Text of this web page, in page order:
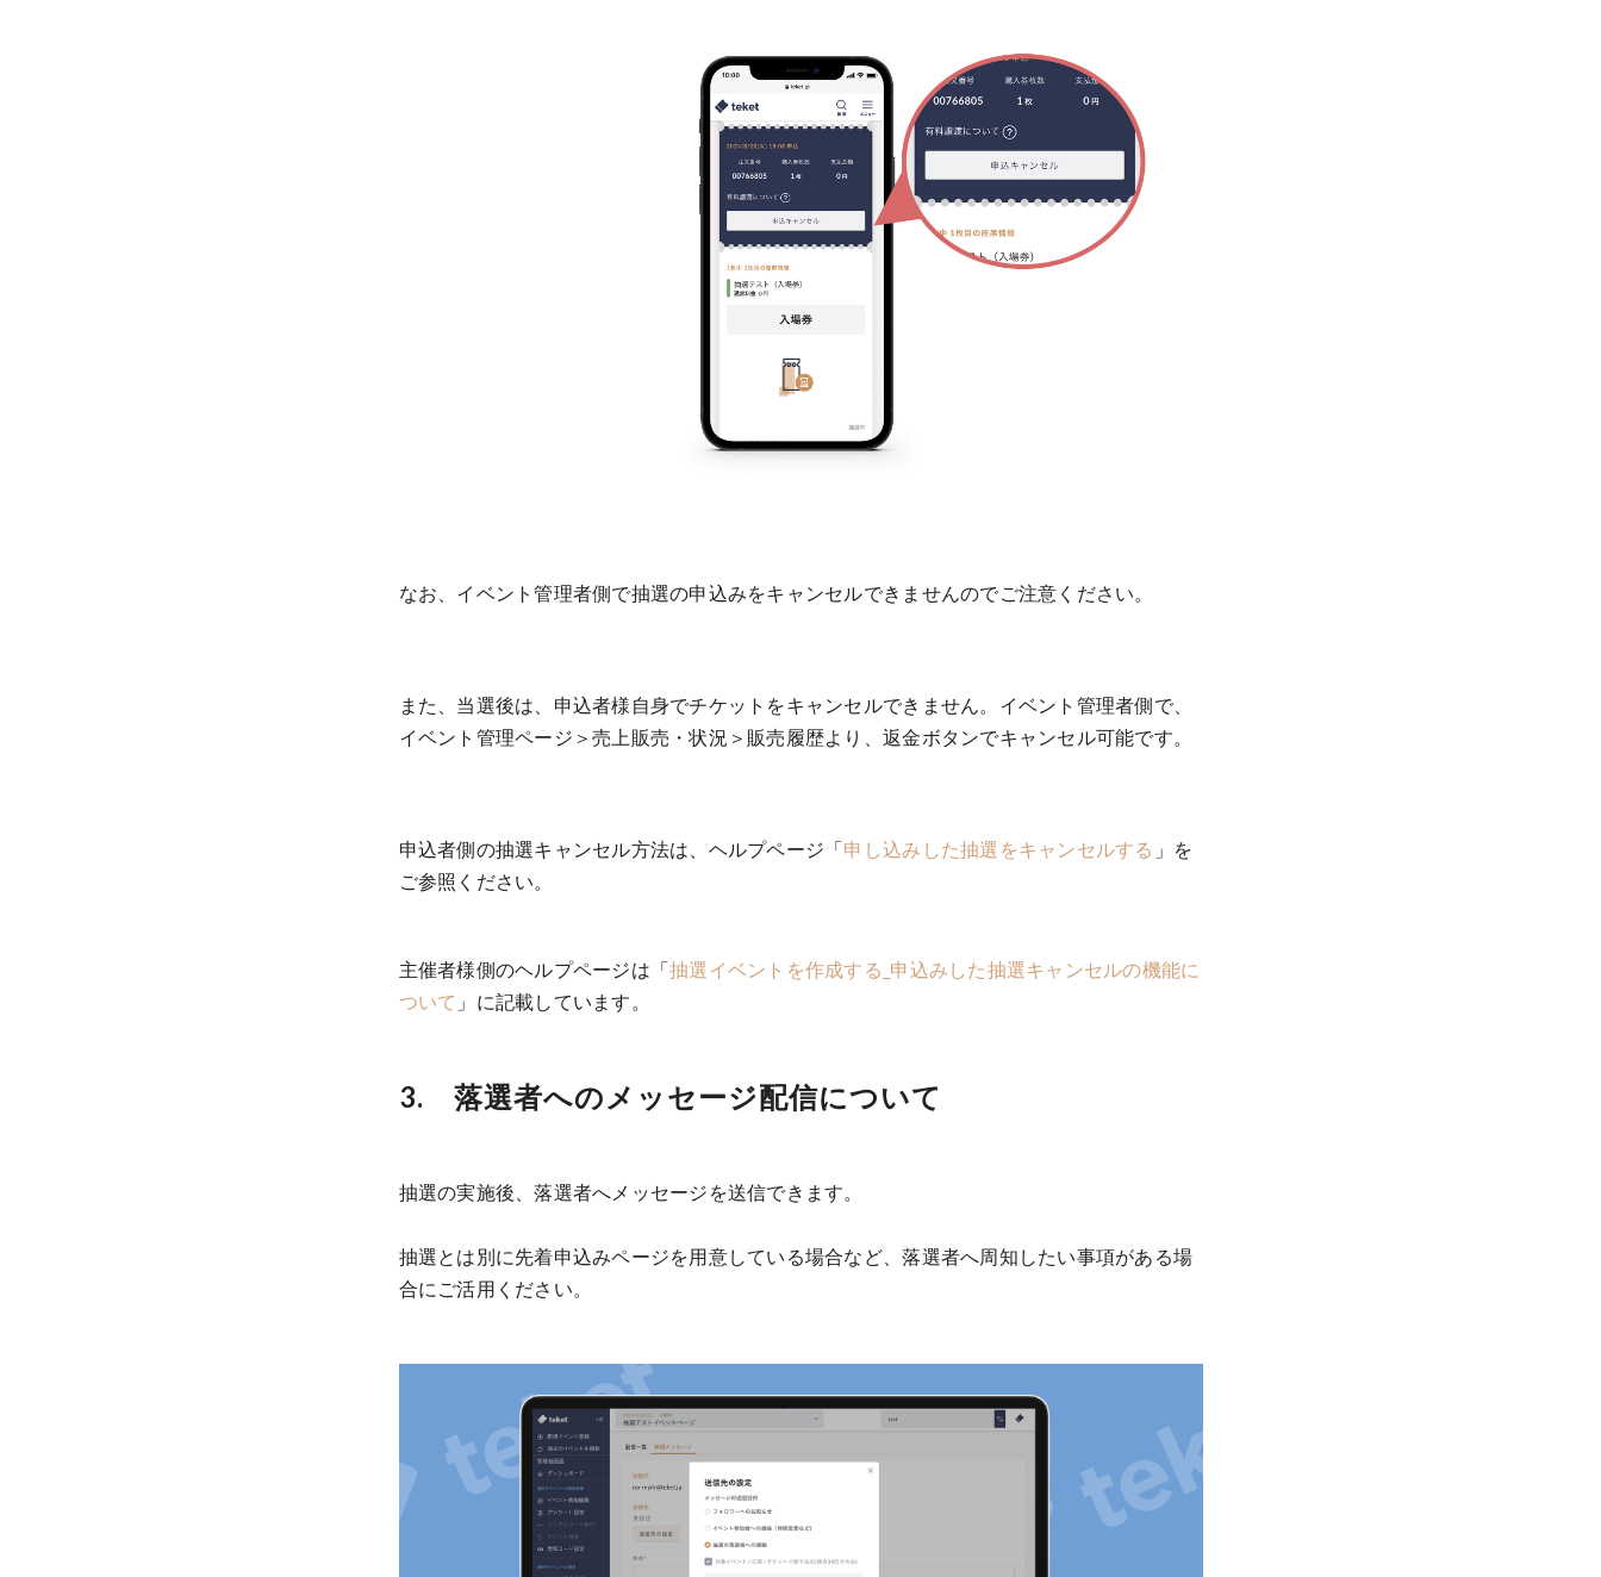
なお、イベント管理者側で抽選の申込みをキャンセルできませんのでご注意ください。
また、当選後は、申込者様自身でチケットをキャンセルできません。イベント管理者側で、
イベント管理ページ＞売上販売・状況＞販売履歴より、返金ボタンでキャンセル可能です。
申込者側の抽選キャンセル方法は、ヘルプページ「申し込みした抽選をキャンセルする 」を
ご参照ください。
主催者様側のヘルプページは「抽選イベントを作成する_申込みした抽選キャンセルの機能に
ついて 」に記載しています。
3. 落選者へのメッセージ配信について
抽選の実施後、落選者へメッセージを送信できます。
抽選とは別に先着申込みページを用意している場合など、落選者へ周知したい事項がある場
合にご活用ください。